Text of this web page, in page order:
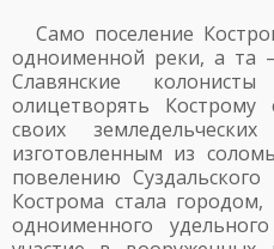
Само поселение
одноименной реки, а та
Славянские
олицетворять
своих
изготовленным из
повелению
Кострома стала
одноименного